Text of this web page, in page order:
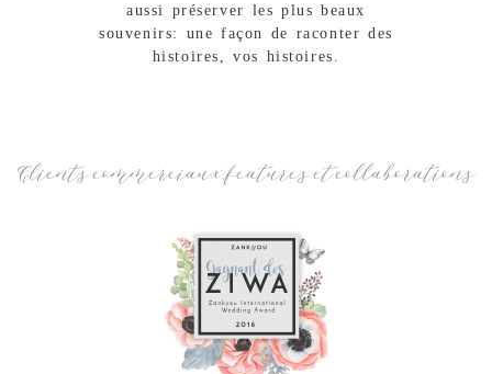
aussi préserver les plus beaux
souvenirs: une façon de raconter des
histoires, vos histoires.
Clients commerciaux, features et collaborations